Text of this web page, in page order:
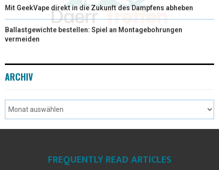
Mit GeekVape direkt in die Zukunft des Dampfens abheben
Ballastgewichte bestellen: Spiel an Montagebohrungen
vermeiden
ARCHIV
FREQUENTLY READ ARTICLES